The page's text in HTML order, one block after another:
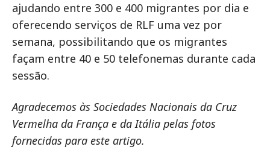
ajudando entre 300 e 400 migrantes por dia e
oferecendo serviços de RLF uma vez por
semana, possibilitando que os migrantes
façam entre 40 e 50 telefonemas durante cada
sessão.
Agradecemos às Sociedades Nacionais da Cruz
Vermelha da França e da Itália pelas fotos
fornecidas para este artigo.